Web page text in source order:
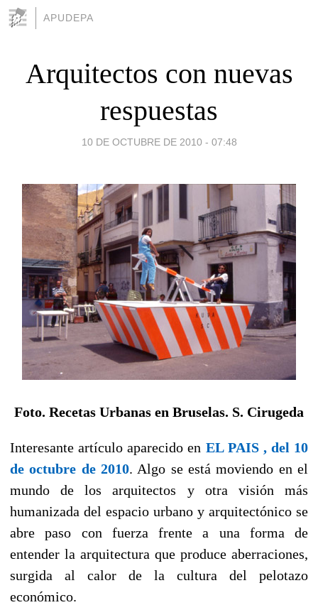
APUDEPA
Arquitectos con nuevas
respuestas
10 DE OCTUBRE DE 2010 - 07:48
Foto. Recetas Urbanas en Bruselas. S. Cirugeda
Interesante artículo aparecido en EL PAIS , del 10
de octubre de 2010. Algo se está moviendo en el
mundo de los arquitectos y otra visión más
humanizada del espacio urbano y arquitectónico se
abre paso con fuerza frente a una forma de
entender la arquitectura que produce aberraciones,
surgida al calor de la cultura del pelotazo
económico.